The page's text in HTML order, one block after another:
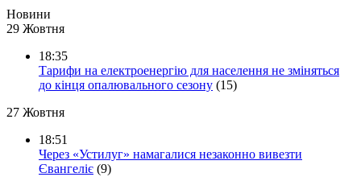
Новини
29 Жовтня
18:35
Тарифи на електроенергію для населення не зміняться
до кінця опалювального сезону (15)
27 Жовтня
18:51
Через «Устилуг» намагалися незаконно вивезти
Євангеліє (9)